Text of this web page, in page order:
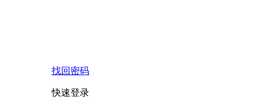
找回密码
快速登录